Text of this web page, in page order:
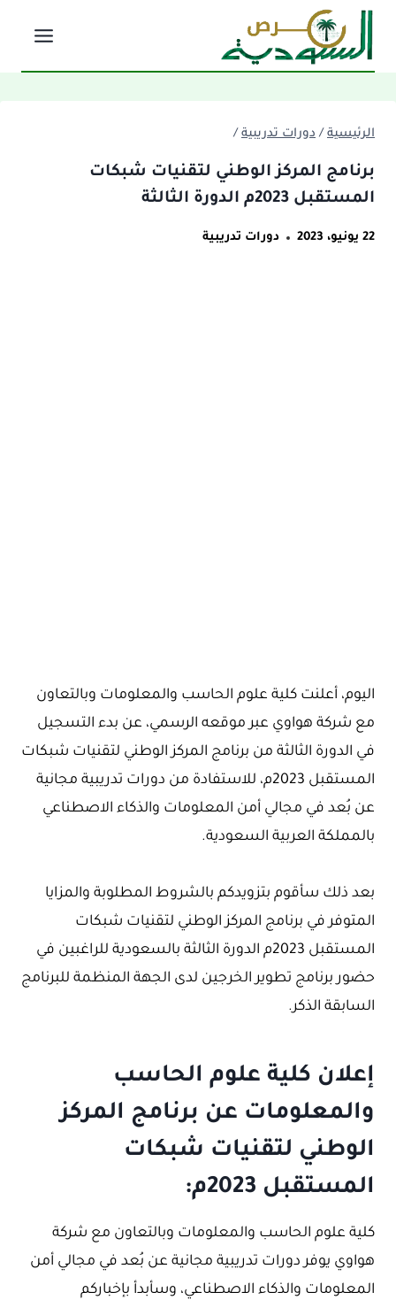
التجاوز
المحتوى
الرئيسية / دورات تدريبية /
برنامج المركز الوطني لتقنيات شبكات
المستقبل 2023م الدورة الثالثة
22 يونيو، 2023 دورات تدريبية
اليوم، أعلنت كلية علوم الحاسب والمعلومات وبالتعاون
مع شركة هواوي عبر موقعه الرسمي، عن بدء التسجيل
في الدورة الثالثة من برنامج المركز الوطني لتقنيات شبكات
المستقبل 2023م، للاستفادة من دورات تدريبية مجانية
عن بُعد في مجالي أمن المعلومات والذكاء الاصطناعي
بالمملكة العربية السعودية.
بعد ذلك سأقوم بتزويدكم بالشروط المطلوبة والمزايا
المتوفر في برنامج المركز الوطني لتقنيات شبكات
المستقبل 2023م الدورة الثالثة بالسعودية للراغبين في
حضور برنامج تطوير الخرجين لدى الجهة المنظمة للبرنامج
السابقة الذكر.
إعلان كلية علوم الحاسب
والمعلومات عن برنامج المركز
الوطني لتقنيات شبكات
المستقبل 2023م:
كلية علوم الحاسب والمعلومات وبالتعاون مع شركة
هواوي يوفر دورات تدريبية مجانية عن بُعد في مجالي أمن
المعلومات والذكاء الاصطناعي، وسأبدأ بإخباركم